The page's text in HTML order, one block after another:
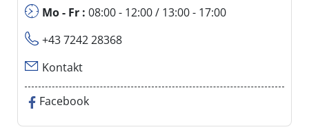
Mo - Fr : 08:00 - 12:00 / 13:00 - 17:00
+43 7242 28368
Kontakt
Facebook